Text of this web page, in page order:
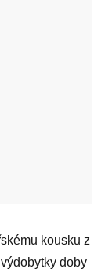
kousku z
doby